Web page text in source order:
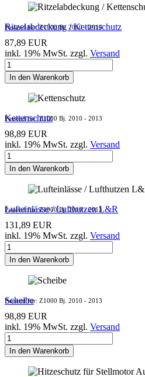
Ritzelabdeckung / Kettenschutz
Passend für: Z1000 Bj. 2010 - 2013
87,89 EUR
inkl. 19% MwSt. zzgl. Versand
In den Warenkorb
Kettenschutz
Passend für: Z1000 Bj. 2010 - 2013
98,89 EUR
inkl. 19% MwSt. zzgl. Versand
In den Warenkorb
Lufteinlässe / Lufthutzen L&R
Passend für: Z1000 Bj. 2010 - 2013
131,89 EUR
inkl. 19% MwSt. zzgl. Versand
In den Warenkorb
Scheibe
Passend für: Z1000 Bj. 2010 - 2013
98,89 EUR
inkl. 19% MwSt. zzgl. Versand
In den Warenkorb